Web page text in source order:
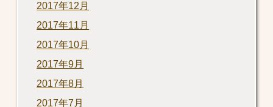
2017年12月
2017年11月
2017年10月
2017年9月
2017年8月
2017年7月